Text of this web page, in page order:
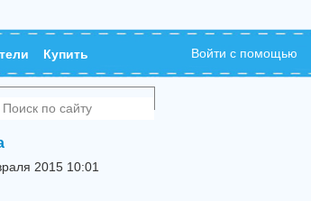
Купить Войти с помощью
2015 10:01